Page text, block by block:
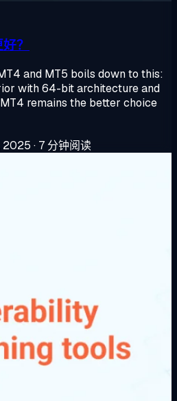
？
and MT5 boils down to this:
with 64-bit architecture and
remains the better choice
2025 · 7 分钟阅读